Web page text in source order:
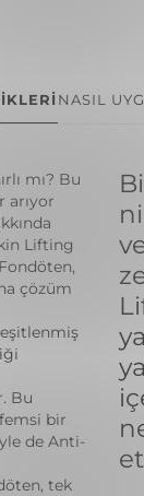
NASIL
mı? Bu
arıyor
Lifting
çözüm
Bu
bir
de Anti-
tek